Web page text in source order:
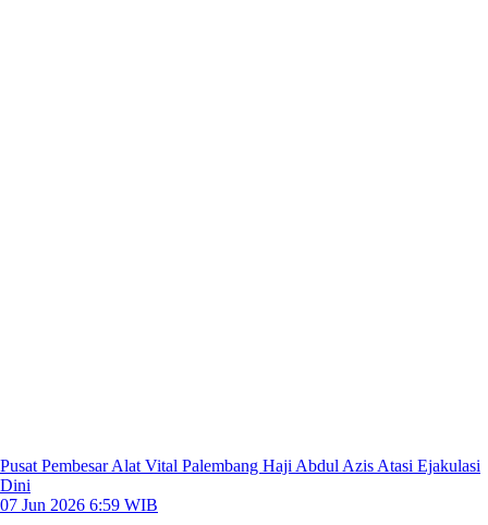
Pusat Pembesar Alat Vital Palembang Haji Abdul Azis Atasi Ejakulasi
Dini
07 Jun 2026 6:59 WIB